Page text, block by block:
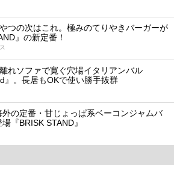
つの次はこれ。極みのてりやきバーガーが
』の新定番！
れソファで寛ぐ穴場イタリアンバル
』。長居もOKで使い勝手抜群
の定番・甘じょっぱ系ベーコンジャムバ
『BRISK STAND』